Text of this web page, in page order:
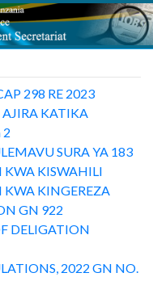
298 RE 2023
KATIKA
2
SURA YA 183
KWA KISWAHILI
KINGEREZA
GN 922
DELIGATION
2022 GN NO.